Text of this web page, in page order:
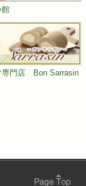
館
専門店 Bon Sarrasin